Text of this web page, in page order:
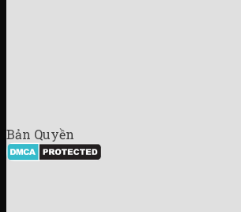
Bản Quyền